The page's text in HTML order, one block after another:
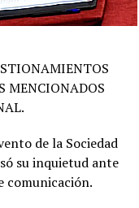
MENCIONADOS
de la Sociedad
su inquietud ante
comunicación.